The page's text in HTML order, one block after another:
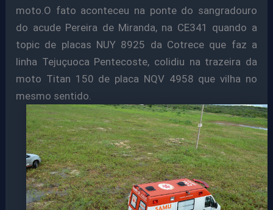
moto.O fato aconteceu na ponte do sangradouro
do acude Pereira de Miranda, na CE341 quando a
topic de placas NUY 8925 da Cotrece que faz a
linha Tejuçuoca Pentecoste, colidiu na trazeira da
moto Titan 150 de placa NQV 4958 que vilha no
mesmo sentido.